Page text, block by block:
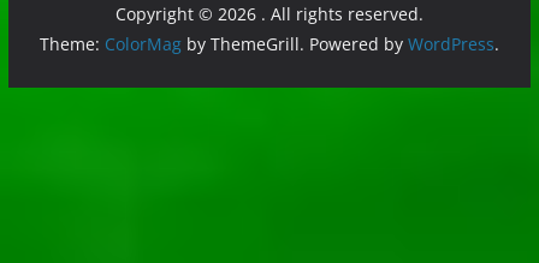
Copyright © 2026 . All rights reserved.
Theme: ColorMagby ThemeGrill. Powered by WordPress.